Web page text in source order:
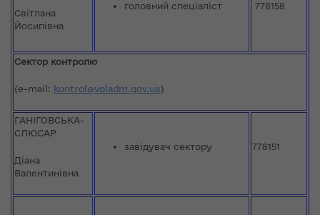
Світлана
Йосипівна
головний спеціаліст 778158
Сектор контролю
(e-mail: kontrol@voladm.gov.ua)
ГАНІГОВСЬКА-
СЛЮСАР
Діана
Валентинівна
завідувач сектору 778151